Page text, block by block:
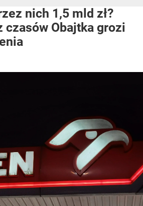
nich 1,5 mld zł?
czasów Obajtka grozi